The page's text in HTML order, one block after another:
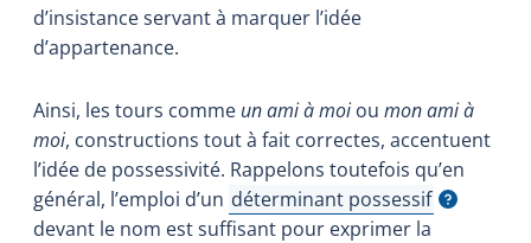
d’insistance servant à marquer l’idée
d’appartenance.
Ainsi, les tours comme un ami à moi ou mon ami à
moi, constructions tout à fait correctes, accentuent
l’idée de possessivité. Rappelons toutefois qu’en
général, l’emploi d’un déterminant possessif
Afficher l'infobulle
devant le nom est suffisant pour exprimer la